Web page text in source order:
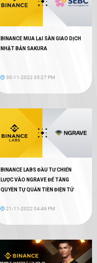
BINANCE MUA LẠI SÀN GIAO DỊCH
NHẬT BẢN SAKURA
30-11-2022 05:27 PM
BINANCE LABS ĐẦU TƯ CHIẾN
LƯỢC VÀO NGRAVE ĐỂ TĂNG
QUYỀN TỰ QUẢN TIỀN ĐIỆN TỬ
21-11-2022 04:46 PM